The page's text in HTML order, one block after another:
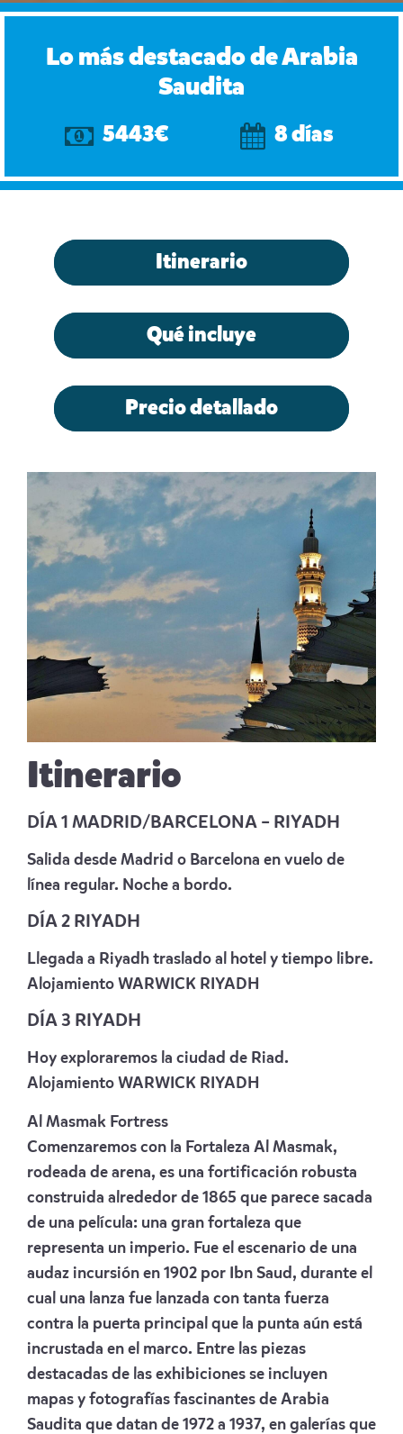
Lo más destacado de Arabia
Saudita
5443€ 8 días
Itinerario
Qué incluye
Precio detallado
Itinerario
DÍA 1 MADRID/BARCELONA – RIYADH
Salida desde Madrid o Barcelona en vuelo de
línea regular. Noche a bordo.
DÍA 2 RIYADH
Llegada a Riyadh traslado al hotel y tiempo libre.
Alojamiento WARWICK RIYADH
DÍA 3 RIYADH
Hoy exploraremos la ciudad de Riad.
Alojamiento WARWICK RIYADH
Al Masmak Fortress
Comenzaremos con la Fortaleza Al Masmak,
rodeada de arena, es una fortificación robusta
construida alrededor de 1865 que parece sacada
de una película: una gran fortaleza que
representa un imperio. Fue el escenario de una
audaz incursión en 1902 por Ibn Saud, durante el
cual una lanza fue lanzada con tanta fuerza
contra la puerta principal que la punta aún está
incrustada en el marco. Entre las piezas
destacadas de las exhibiciones se incluyen
mapas y fotografías fascinantes de Arabia
Saudita que datan de 1972 a 1937, en galerías que